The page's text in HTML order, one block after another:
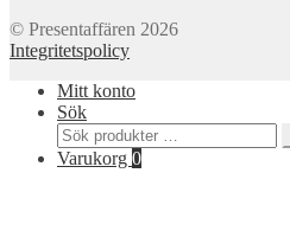
© Presentaffären 2026
Integritetspolicy
Mitt konto
Sök
Sök
efter:
Varukorg 0